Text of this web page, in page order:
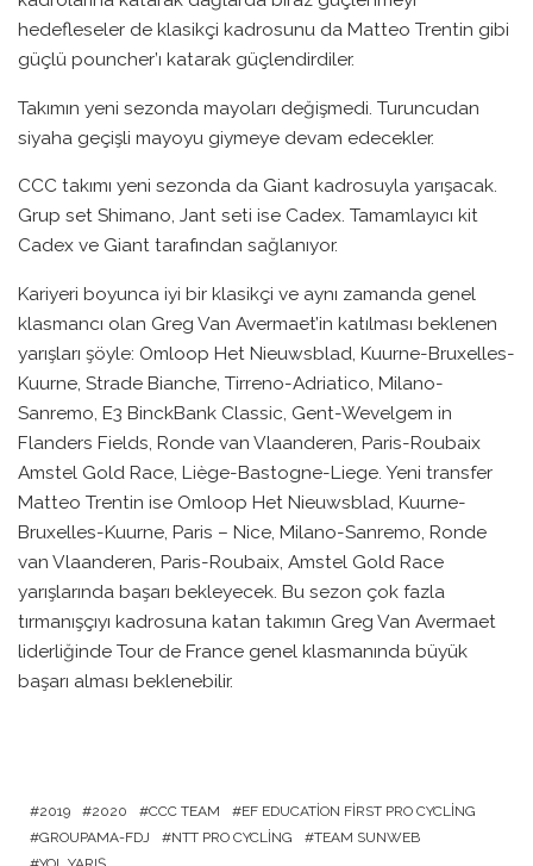
hedefleseler de klasikçi kadrosunu da Matteo Trentin gibi
güçlü pouncher’ı katarak güçlendirdiler.
Takımın yeni sezonda mayoları değişmedi. Turuncudan
siyaha geçişli mayoyu giymeye devam edecekler.
CCC takımı yeni sezonda da Giant kadrosuyla yarışacak.
Grup set Shimano, Jant seti ise Cadex. Tamamlayıcı kit
Cadex ve Giant tarafından sağlanıyor.
Kariyeri boyunca iyi bir klasikçi ve aynı zamanda genel
klasmancı olan Greg Van Avermaet’in katılması beklenen
yarışları şöyle: Omloop Het Nieuwsblad, Kuurne-Bruxelles-
Kuurne, Strade Bianche, Tirreno-Adriatico, Milano-
Sanremo, E3 BinckBank Classic, Gent-Wevelgem in
Flanders Fields, Ronde van Vlaanderen, Paris-Roubaix
Amstel Gold Race, Liège-Bastogne-Liege. Yeni transfer
Matteo Trentin ise Omloop Het Nieuwsblad, Kuurne-
Bruxelles-Kuurne, Paris – Nice, Milano-Sanremo, Ronde
van Vlaanderen, Paris-Roubaix, Amstel Gold Race
yarışlarında başarı bekleyecek. Bu sezon çok fazla
tırmanışçıyı kadrosuna katan takımın Greg Van Avermaet
liderliğinde Tour de France genel klasmanında büyük
başarı alması beklenebilir.
2019 2020 CCC TEAM
EF EDUCATION FIRST PRO CYCLING
GROUPAMA-FDJ
NTT PRO CYCLING
TEAM SUNWEB